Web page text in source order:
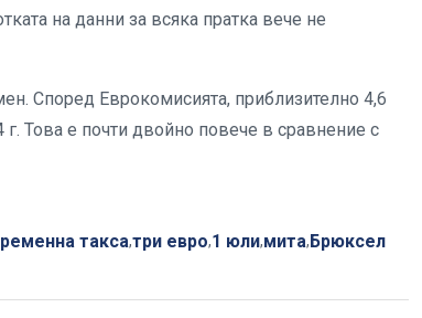
на данни за всяка пратка вече не
Според Еврокомисията, приблизително 4,6
Това е почти двойно повече в сравнение с
такса,три евро,1 юли,мита,Брюксел